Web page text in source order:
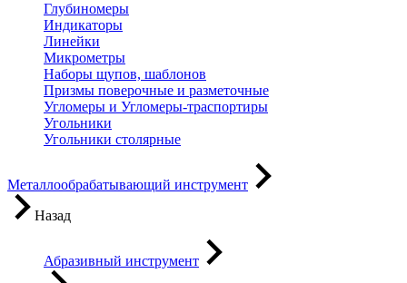
Глубиномеры
Индикаторы
Линейки
Микрометры
Наборы щупов, шаблонов
Призмы поверочные и разметочные
Угломеры и Угломеры-траспортиры
Угольники
Угольники столярные
Металлообрабатывающий инструмент
Назад
Абразивный инструмент